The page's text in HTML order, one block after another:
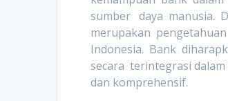
sumber daya manusia.
merupakan
Indonesia. Bank
secara terintegrasi
dan komprehensif.